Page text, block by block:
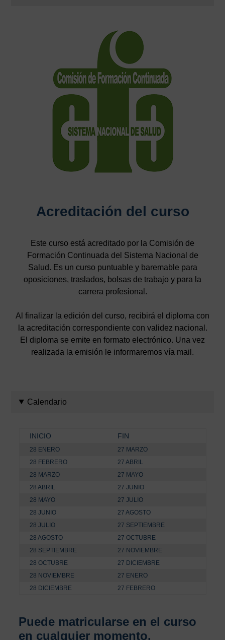
Acreditación del curso
Este curso está acreditado por la Comisión de
Formación Continuada del Sistema Nacional de
Salud. Es un curso puntuable y baremable para
oposiciones, traslados, bolsas de trabajo y para la
carrera profesional.
Al finalizar la edición del curso, recibirá el diploma con
la acreditación correspondiente con validez nacional.
El diploma se emite en formato electrónico. Una vez
realizada la emisión le informaremos vía mail.
Calendario
INICIO FIN
28 ENERO
27 MARZO
28 FEBRERO
27 ABRIL
28 MARZO
27 MAYO
28 ABRIL
27 JUNIO
28 MAYO
27 JULIO
28 JUNIO
27 AGOSTO
28 JULIO
27 SEPTIEMBRE
28 AGOSTO
27 OCTUBRE
28 SEPTIEMBRE
27 NOVIEMBRE
28 OCTUBRE
27 DICIEMBRE
28 NOVIEMBRE
27 ENERO
28 DICIEMBRE
27 FEBRERO
Puede matricularse en el curso
en cualquier momento.